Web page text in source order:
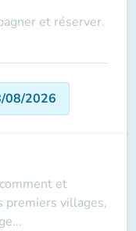
et réserver.
08/2026
et
premiers villages,